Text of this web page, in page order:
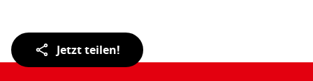
Teilen
der
Jetzt teilen!